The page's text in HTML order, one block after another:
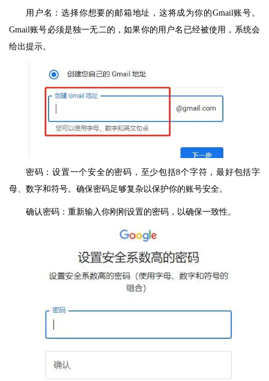
用户名：选择你想要的邮箱地址，这将成为你的Gmail账号。
Gmail账号必须是独一无二的，如果你的用户名已经被使用，系统会
给出提示。
密码：设置一个安全的密码，至少包括8个字符，最好包括字
母、数字和符号。确保密码足够复杂以保护你的账号安全。
确认密码：重新输入你刚刚设置的密码，以确保一致性。